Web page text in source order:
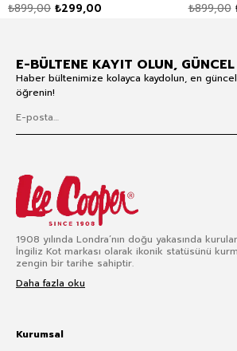
₺299,00
₺899,00 ₺899,00
E-BÜLTENE KAYIT OLUN,
Haber bültenimize kolayca kaydolun, en
öğrenin!
1908 yılında Londra’nın doğu yakasında
İngiliz Kot markası olarak ikonik statüsünü
zengin bir tarihe sahiptir.
Daha fazla oku
Kurumsal